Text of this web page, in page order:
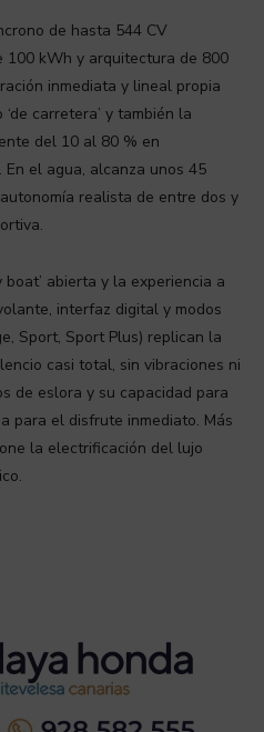
de hasta 544 CV
100 kWh y arquitectura de 800
inmediata y lineal propia
carretera’ y también la
del 10 al 80 % en
el agua, alcanza unos 45
realista de entre dos y
boat’ abierta y la experiencia a
interfaz digital y modos
Sport, Sport Plus) replican la
casi total, sin vibraciones ni
de eslora y su capacidad para
para el disfrute inmediato. Más
la electrificación del lujo